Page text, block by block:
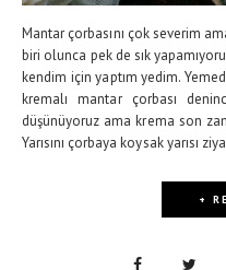
Mantar çorbasını çok severim
biri olunca pek de sık
kendim için yaptım yedim.
kremalı mantar çorbası
düşünüyoruz ama krema son
Yarısını çorbaya koysak yarısı
+